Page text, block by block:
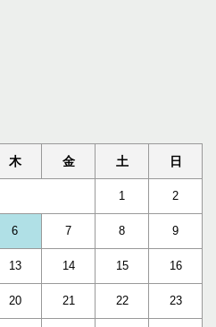
木 金 土 日
1 2
6 7 8 9
13 14 15 16
20 21 22 23